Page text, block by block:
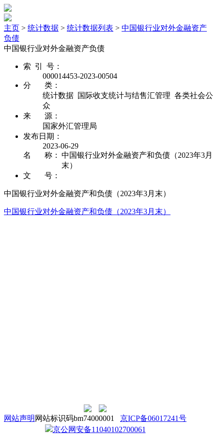
主页 > 统计数据 > 统计数据列表 > 中国银行业对外金融资产
负债
中国银行业对外金融资产负债
索 引 号：
000014453-2023-00504
分 类：
统计数据 国际收支统计与结售汇管理 各类社会公
众
来 源：
国家外汇管理局
发布日期：
2023-06-29
名 称： 中国银行业对外金融资产和负债（2023年3月
末）
文 号：
中国银行业对外金融资产和负债（2023年3月末）
中国银行业对外金融资产和负债（2023年3月末）
网站声明 网站标识码bm74000001 京ICP备06017241号
京公网安备11040102700061